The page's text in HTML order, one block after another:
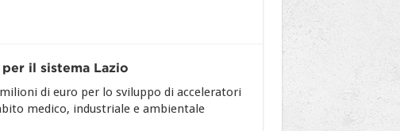
il sistema Lazio
milioni di euro per lo sviluppo di acceleratori
medico, industriale e ambientale